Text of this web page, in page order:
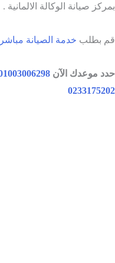
صيانة الوكالة الالمانية .
بطلبخدمة الصيانة مباشرة
موعدك الآن